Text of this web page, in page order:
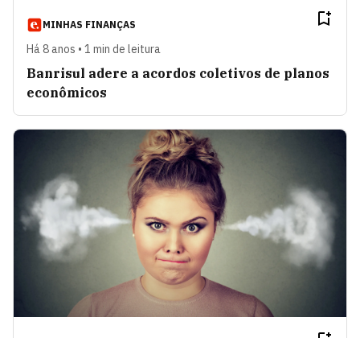
MINHAS FINANÇAS
Há 8 anos • 1 min de leitura
Banrisul adere a acordos coletivos de planos
econômicos